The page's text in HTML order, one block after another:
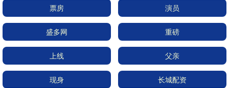
票房 演员
盛多网 重磅
上线 父亲
现身 长城配资